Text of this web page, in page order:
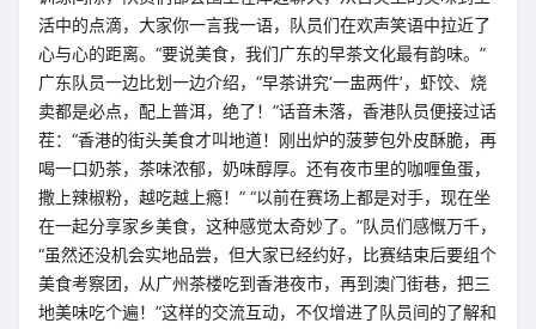
活中的点滴，大家你一言我一语，队员们在欢声笑语中拉近了
心与心的距离。“要说美食，我们广东的早茶文化最有韵味。”
广东队员一边比划一边介绍，“早茶讲究‘一盅两件’，虾饺、烧
卖都是必点，配上普洱，绝了！”话音未落，香港队员便接过话
茬：“香港的街头美食才叫地道！刚出炉的菠萝包外皮酥脆，再
喝一口奶茶，茶味浓郁，奶味醇厚。还有夜市里的咖喱鱼蛋，
撒上辣椒粉，越吃越上瘾！” “以前在赛场上都是对手，现在坐
在一起分享家乡美食，这种感觉太奇妙了。”队员们感慨万千，
“虽然还没机会实地品尝，但大家已经约好，比赛结束后要组个
美食考察团，从广州茶楼吃到香港夜市，再到澳门街巷，把三
地美味吃个遍！”这样的交流互动，不仅增进了队员间的了解和